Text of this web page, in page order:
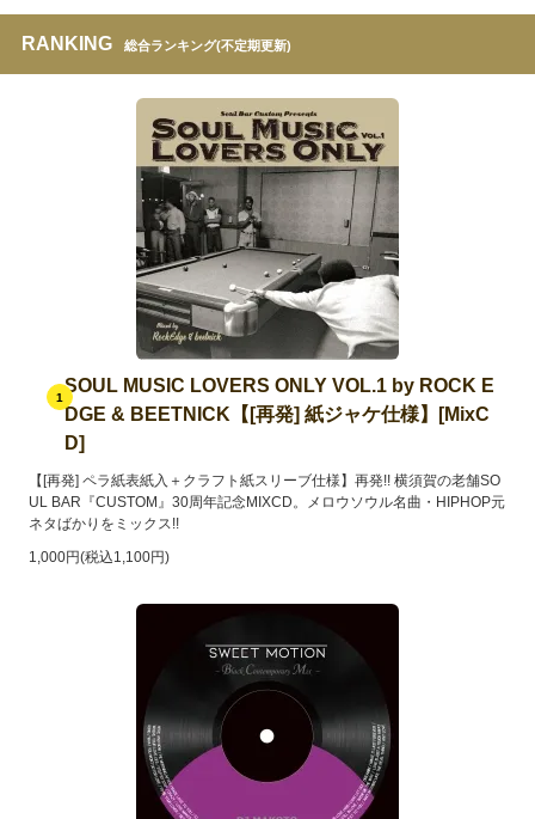
RANKING 総合ランキング(不定期更新)
1
SOUL MUSIC LOVERS ONLY VOL.1 by ROCK E
DGE & BEETNICK【[再発] 紙ジャケ仕様】[MixC
D]
【[再発] ペラ紙表紙入＋クラフト紙スリーブ仕様】再発!! 横須賀の老舗SO
UL BAR『CUSTOM』30周年記念MIXCD。メロウソウル名曲・HIPHOP元
ネタばかりをミックス!!
1,000円(税込1,100円)